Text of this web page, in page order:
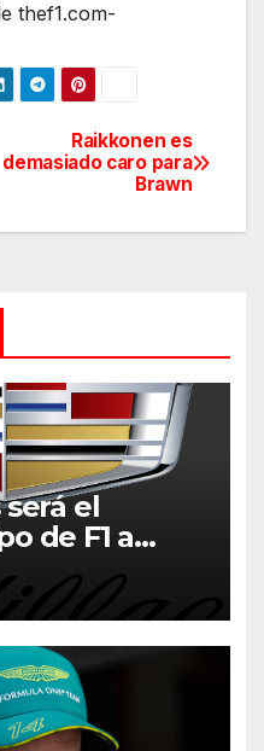
thef1.com-
Raikkonen es
demasiado caro para
Brawn
el
de F1 a